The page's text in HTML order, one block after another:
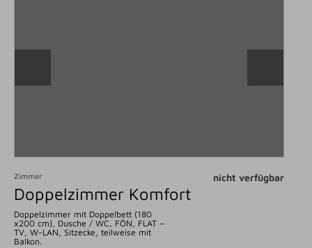
Zimmer
Doppelzimmer Komfort
Doppelzimmer mit Doppelbett (180
x200 cm), Dusche / WC, FÖN, FLAT –
TV, W-LAN, Sitzecke, teilweise mit
Balkon.
nicht verfügbar